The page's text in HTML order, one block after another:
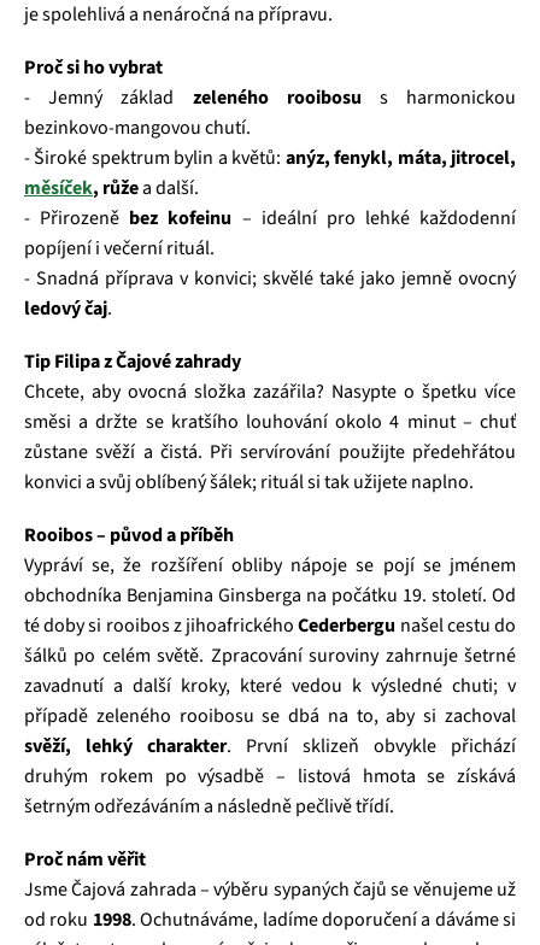
je spolehlivá a nenáročná na přípravu.
Proč si ho vybrat
- Jemný základ zeleného rooibosu s harmonickou
bezinkovo‑mangovou chutí.
- Široké spektrum bylin a květů: anýz, fenykl, máta, jitrocel,
měsíček, růžea další.
- Přirozeně bez kofeinu – ideální pro lehké každodenní
popíjení i večerní rituál.
- Snadná příprava v konvici; skvělé také jako jemně ovocný
ledový čaj.
Tip Filipa z Čajové zahrady
Chcete, aby ovocná složka zazářila? Nasypte o špetku více
směsi a držte se kratšího louhování okolo 4 minut – chuť
zůstane svěží a čistá. Při servírování použijte předehřátou
konvici a svůj oblíbený šálek; rituál si tak užijete naplno.
Rooibos – původ a příběh
Vypráví se, že rozšíření obliby nápoje se pojí se jménem
obchodníka Benjamina Ginsberga na počátku 19. století. Od
té doby si rooibos z jihoafrickéhoCederbergu našel cestu do
šálků po celém světě. Zpracování suroviny zahrnuje šetrné
zavadnutí a další kroky, které vedou k výsledné chuti; v
případě zeleného rooibosu se dbá na to, aby si zachoval
svěží, lehký charakter. První sklizeň obvykle přichází
druhým rokem po výsadbě – listová hmota se získává
šetrným odřezáváním a následně pečlivě třídí.
Proč nám věřit
Jsme Čajová zahrada – výběru sypaných čajů se věnujeme už
od roku 1998. Ochutnáváme, ladíme doporučení a dáváme si